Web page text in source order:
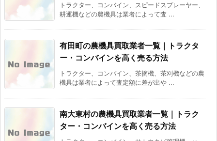
トラクター、コンバイン、スピードスプレーヤー、
耕運機などの農機具は業者によって査 ...
有田町の農機具買取業者一覧｜トラクタ
ー・コンバインを高く売る方法
トラクター、コンバイン、茶摘機、茶刈機などの農
機具は業者によって査定額に差が出や ...
南大東村の農機具買取業者一覧｜トラク
ター・コンバインを高く売る方法